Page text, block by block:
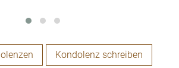
Kondolenz schreiben